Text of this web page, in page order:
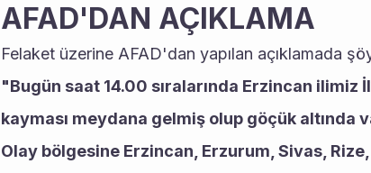
AFAD'DAN AÇIKLAMA
Felaket üzerine AFAD'dan yapılan açıklamada
"Bugün saat 14.00 sıralarında Erzincan
kayması meydana gelmiş olup göçük altında
Olay bölgesine Erzincan, Erzurum, Sivas,